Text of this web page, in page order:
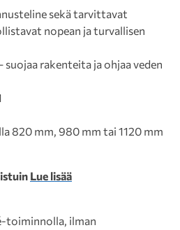
sekä tarvittavat
nopean ja turvallisen
rakenteita ja ohjaa veden
820 mm, 980 mm tai 1120 mm
Lue lisää
toiminnolla, ilman